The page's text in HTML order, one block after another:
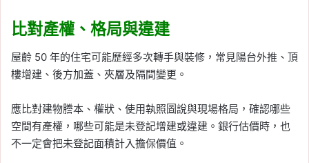
比對產權、格局與違建
屋齡 50 年的住宅可能歷經多次轉手與裝修，常見陽台外推、頂
樓增建、後方加蓋、夾層及隔間變更。
應比對建物謄本、權狀、使用執照圖說與現場格局，確認哪些
空間有產權，哪些可能是未登記增建或違建。銀行估價時，也
不一定會把未登記面積計入擔保價值。